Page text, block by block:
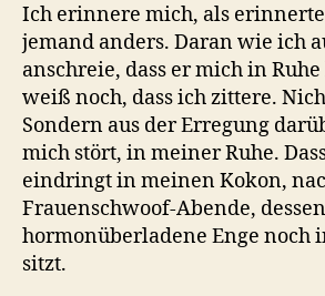
Ich erinnere mich, als
jemand anders. Daran wie ich
anschreie, dass er mich in
weiß noch, dass ich zittere.
Sondern aus der Erregung
mich stört, in meiner Ruhe.
eindringt in meinen Kokon,
Frauenschwoof-Abende, dessen
hormonüberladene Enge noch
sitzt.